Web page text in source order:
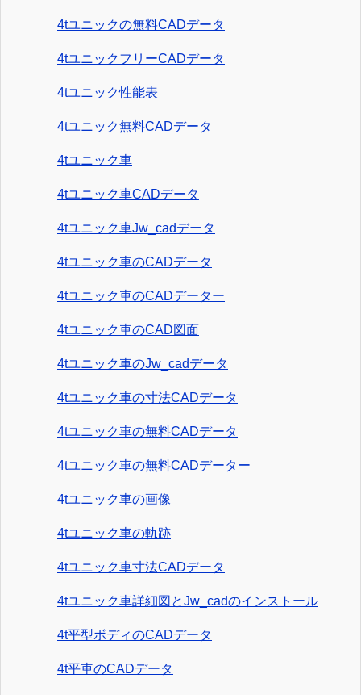
4tユニックの無料CADデータ
4tユニックフリーCADデータ
4tユニック性能表
4tユニック無料CADデータ
4tユニック車
4tユニック車CADデータ
4tユニック車Jw_cadデータ
4tユニック車のCADデータ
4tユニック車のCADデーター
4tユニック車のCAD図面
4tユニック車のJw_cadデータ
4tユニック車の寸法CADデータ
4tユニック車の無料CADデータ
4tユニック車の無料CADデーター
4tユニック車の画像
4tユニック車の軌跡
4tユニック車寸法CADデータ
4tユニック車詳細図とJw_cadのインストール
4t平型ボディのCADデータ
4t平車のCADデータ